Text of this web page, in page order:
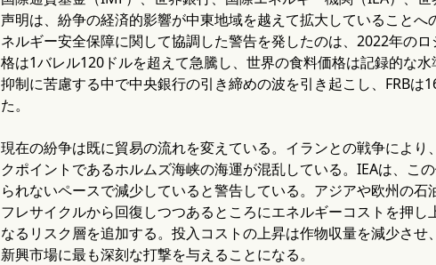
声明は、紛争の経済的影響が中東地域を越えて拡大していること
ネルギー安全保障に関して協調した警告を発したのは、2022年の
格は1バレル120ドルを超えて急騰し、世界の食料価格は記録的な
抑制に苦慮する中で中央銀行の引き締めの波を引き起こし、FRB
た。
現在の紛争は既に貿易の流れを変えている。イランとの戦争によ
クポイントであるホルムズ海峡の海運が混乱している。IEAは、こ
られないペースで減少していると警告している。アジアや欧州の
フレサイクルから回復しつつあるところにエネルギーコストを押
なるリスク層を追加する。投入コストの上昇は作物収量を減少さ
新興市場に最も深刻な打撃を与えることになる。